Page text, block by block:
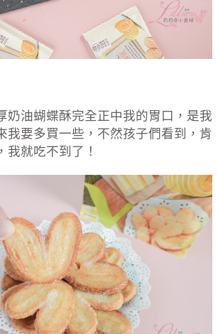
奶油蝴蝶酥完全正中我的胃口，是我
我要多買一些，不然孩子們看到，肯
我就吃不到了！